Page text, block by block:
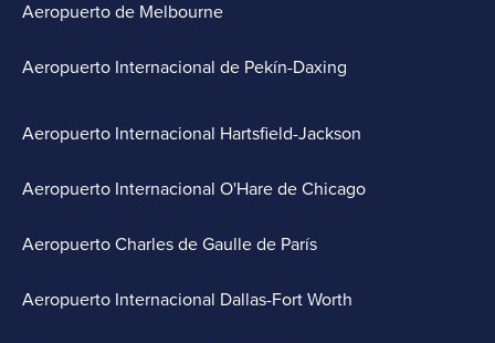
Aeropuerto de Melbourne
Aeropuerto Internacional de Pekín-Daxing
Aeropuerto Internacional Hartsfield-Jackson
Aeropuerto Internacional O'Hare de Chicago
Aeropuerto Charles de Gaulle de París
Aeropuerto Internacional Dallas-Fort Worth